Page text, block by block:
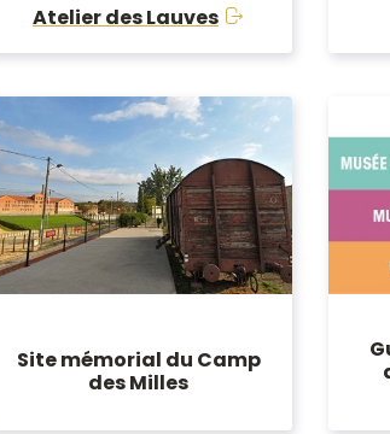
Atelier des Lauves
Site mémorial du Camp
des Milles